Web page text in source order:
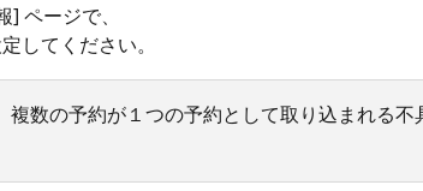
ページで、
してください。
数の予約が１つの予約として取り込まれる不